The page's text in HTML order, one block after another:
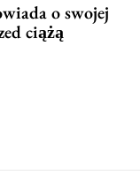
o swojej
ciążą